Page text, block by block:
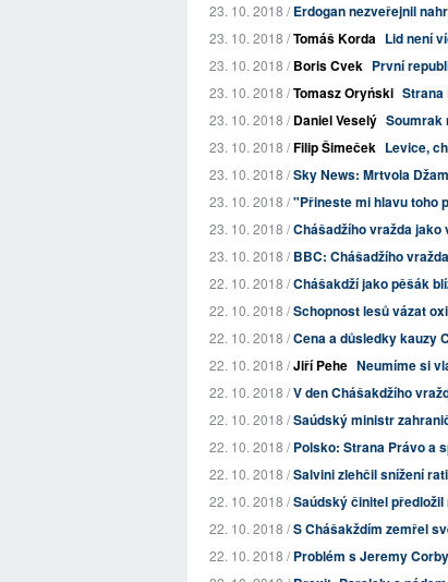
23. 10. 2018 /Erdogan nezveřejnil
23. 10. 2018 /Tomáš Korda Lid není
23. 10. 2018 /Boris Cvek První
23. 10. 2018 /Tomasz Oryński Strana
23. 10. 2018 /Daniel Veselý Soumrak
23. 10. 2018 /Filip Šimeček Levice,
23. 10. 2018 /Sky News: Mrtvola
23. 10. 2018 /"Přineste mi hlavu toho
23. 10. 2018 /Chášadžího vražda
23. 10. 2018 /BBC: Chášadžího
22. 10. 2018 /Chášakdží jako pěšák
22. 10. 2018 /Schopnost lesů vázat
22. 10. 2018 /Cena a důsledky kauzy
22. 10. 2018 /Jiří Pehe Neumíme si
22. 10. 2018 /V den Chášakdžího
22. 10. 2018 /Saúdský ministr
22. 10. 2018 /Polsko: Strana Právo a
22. 10. 2018 /Salvini zlehčil snížení
22. 10. 2018 /Saúdský činitel
22. 10. 2018 /S Chášakždím zemřel
22. 10. 2018 /Problém s Jeremy